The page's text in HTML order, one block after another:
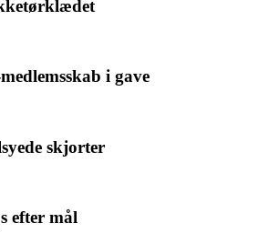
i gave
skjorter
efter mål